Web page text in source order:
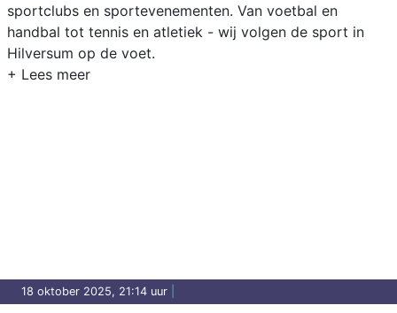
sportclubs en sportevenementen. Van voetbal en
handbal tot tennis en atletiek - wij volgen de sport in
Hilversum op de voet.
18 oktober 2025, 21:14 uur